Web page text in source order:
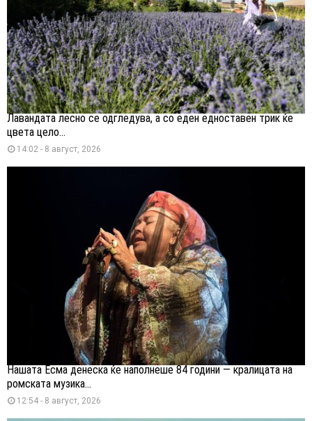
Лавандата лесно се одгледува, а со еден едноставен трик ќе
цвета цело...
14:02 - 8 август, 2026
Нашата Есма денеска ќе наполнеше 84 години — кралицата на
ромската музика...
12:54 - 8 август, 2026